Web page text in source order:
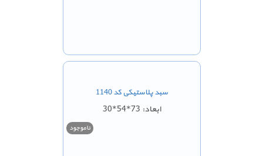
سبد پلاستیکی کد 1140
ابعاد: 73*54*30
ناموجود